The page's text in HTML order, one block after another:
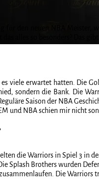
für den neuen NBA
viele erwartet hatten. Die
sondern die Bank. Die
Saison der NBA
und NBA schien mir nicht
die Warriors in Spiel 3 in
Splash Brothers wurden
Die Warriors